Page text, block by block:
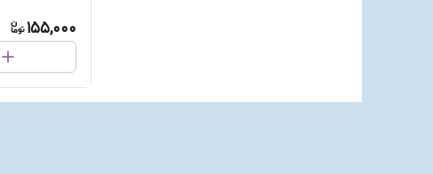
155,000